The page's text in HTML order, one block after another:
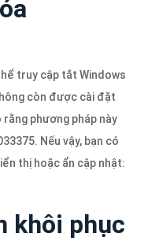
truy cập tắt Windows
còn được cài đặt
phương pháp này
Nếu vậy, bạn có
thị hoặc ẩn cập nhật:
khôi phục